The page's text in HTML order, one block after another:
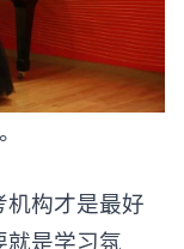
构才是最好
就是学习氛